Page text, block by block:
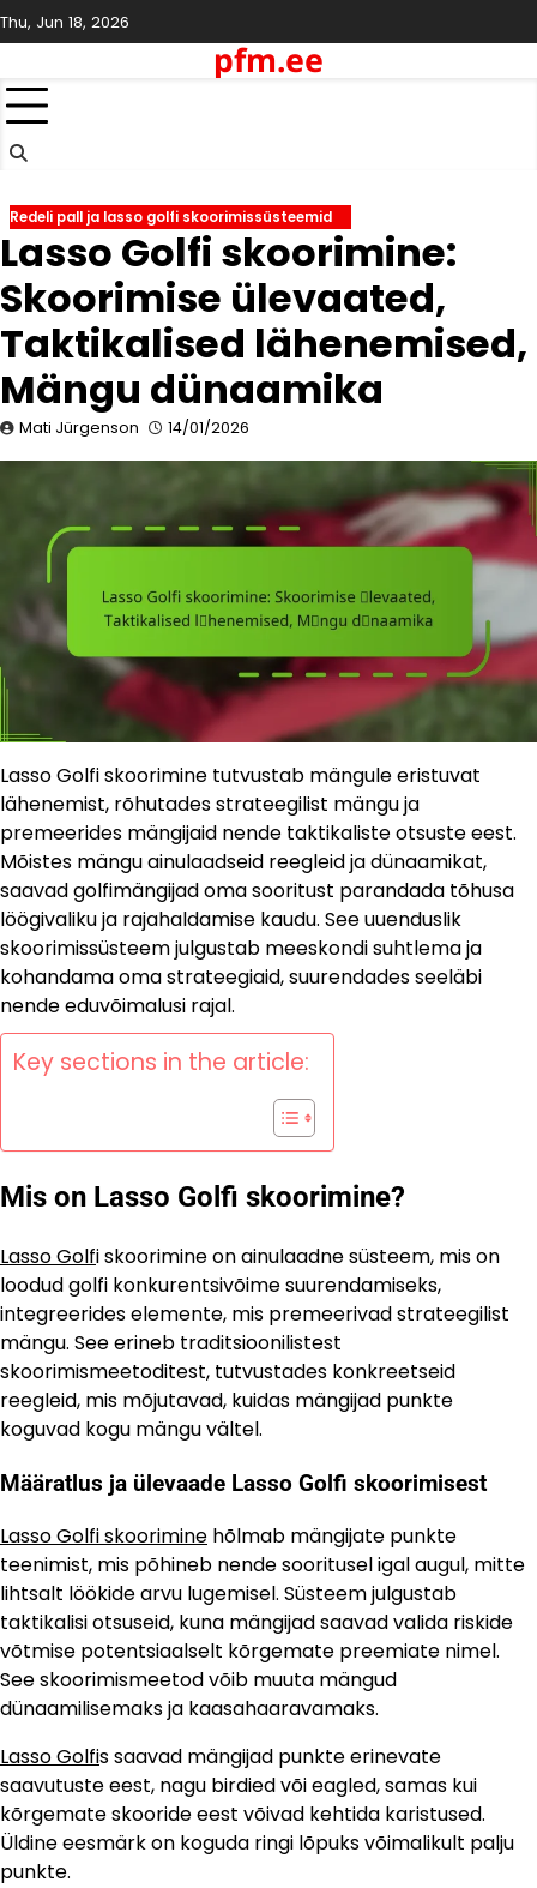
Skip
to
Thu, Jun 18, 2026
pfm.ee
Redeli pall ja lasso golfi skoorimissüsteemid
Lasso Golfi skoorimine:
Skoorimise ülevaated,
Taktikalised lähenemised,
Mängu dünaamika
Mati Jürgenson 14/01/2026
Lasso Golfi skoorimine tutvustab mängule eristuvat
lähenemist, rõhutades strateegilist mängu ja
premeerides mängijaid nende taktikaliste otsuste eest.
Mõistes mängu ainulaadseid reegleid ja dünaamikat,
saavad golfimängijad oma sooritust parandada tõhusa
löögivaliku ja rajahaldamise kaudu. See uuenduslik
skoorimissüsteem julgustab meeskondi suhtlema ja
kohandama oma strateegiaid, suurendades seeläbi
nende eduvõimalusi rajal.
Key sections in the article:
Mis on Lasso Golfi skoorimine?
Lasso Golfi skoorimine on ainulaadne süsteem, mis on
loodud golfi konkurentsivõime suurendamiseks,
integreerides elemente, mis premeerivad strateegilist
mängu. See erineb traditsioonilistest
skoorimismeetoditest, tutvustades konkreetseid
reegleid, mis mõjutavad, kuidas mängijad punkte
koguvad kogu mängu vältel.
Määratlus ja ülevaade Lasso Golfi skoorimisest
Lasso Golfi skoorimine hõlmab mängijate punkte
teenimist, mis põhineb nende sooritusel igal augul, mitte
lihtsalt löökide arvu lugemisel. Süsteem julgustab
taktikalisi otsuseid, kuna mängijad saavad valida riskide
võtmise potentsiaalselt kõrgemate preemiate nimel.
See skoorimismeetod võib muuta mängud
dünaamilisemaks ja kaasahaaravamaks.
Lasso Golfis saavad mängijad punkte erinevate
saavutuste eest, nagu birdied või eagled, samas kui
kõrgemate skooride eest võivad kehtida karistused.
Üldine eesmärk on koguda ringi lõpuks võimalikult palju
punkte.